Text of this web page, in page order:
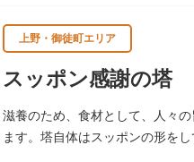
上野・御徒町エリア
スッポン感謝の塔
滋養のため、食材として、人々
ます。塔自体はスッポンの形を